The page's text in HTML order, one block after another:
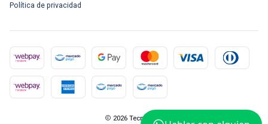
Política de privacidad
2026 Tecnocam.